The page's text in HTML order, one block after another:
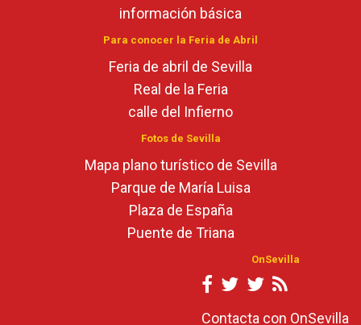
información básica
Para conocer la Feria de Abril
Feria de abril de Sevilla
Real de la Feria
calle del Infierno
Fotos de Sevilla
Mapa plano turístico de Sevilla
Parque de María Luisa
Plaza de España
Puente de Triana
OnSevilla
Contacta con OnSevilla